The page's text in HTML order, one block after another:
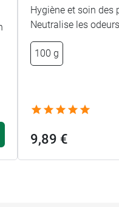
Hygiène et soin des
Neutralise les odeurs
100 g
9,89 €